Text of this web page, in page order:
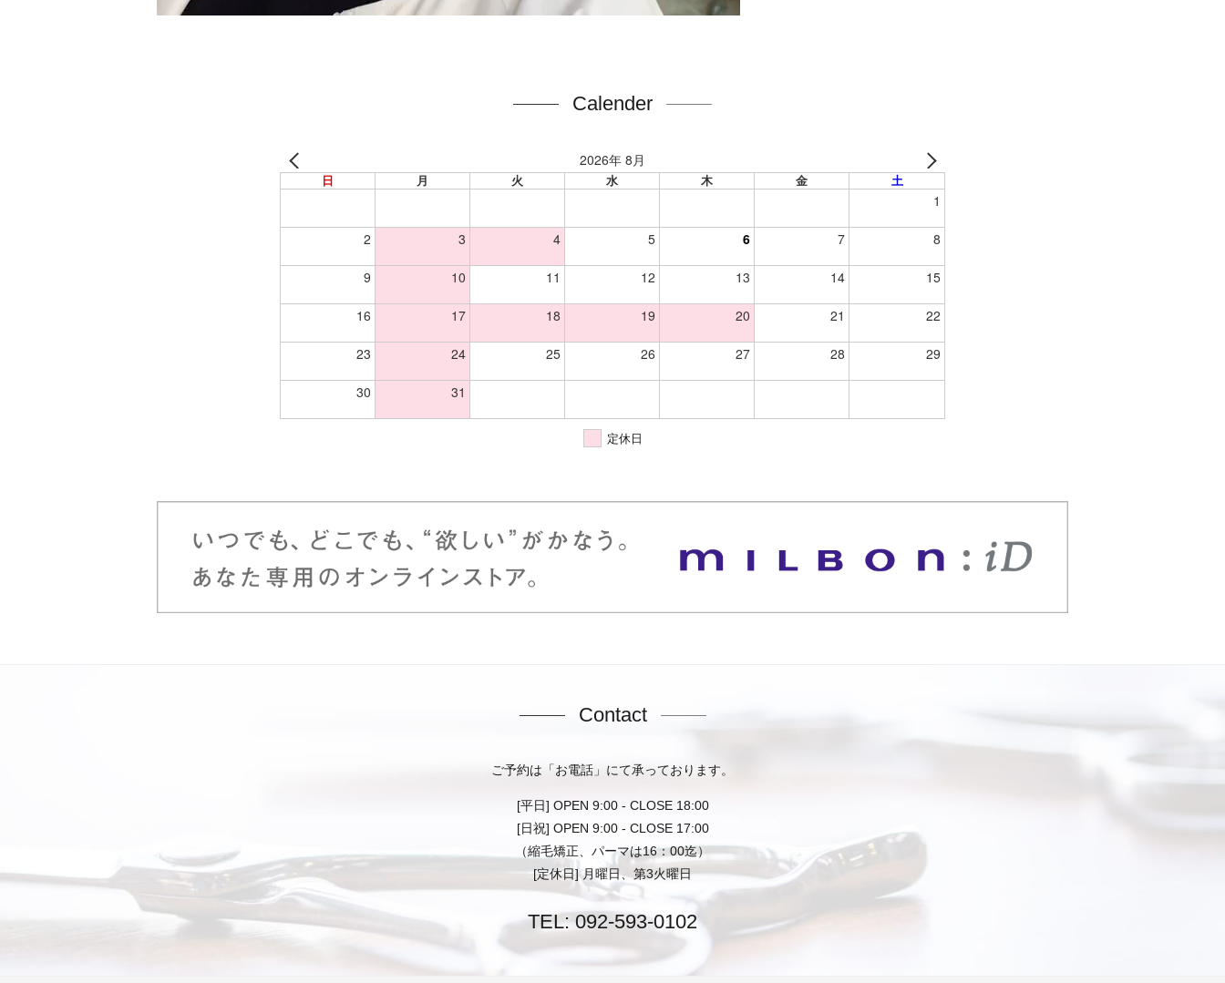
Calender
2026年 8月
日 月 火 水 木 金 土
1
2 3 4 5 6 7 8
9 10 11 12 13 14 15
16 17 18 19 20 21 22
23 24 25 26 27 28 29
30 31
定休日
Contact
ご予約は「お電話」にて承っております。
[平日] OPEN 9:00 - CLOSE 18:00
[日祝] OPEN 9:00 - CLOSE 17:00
（縮毛矯正、パーマは16：00迄）
[定休日] 月曜日、第3火曜日
TEL: 092-593-0102